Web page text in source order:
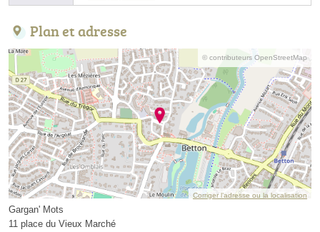
Plan et adresse
© contributeurs OpenStreetMap
Corriger l’adresse ou la localisation
Gargan' Mots
11 place du Vieux Marché